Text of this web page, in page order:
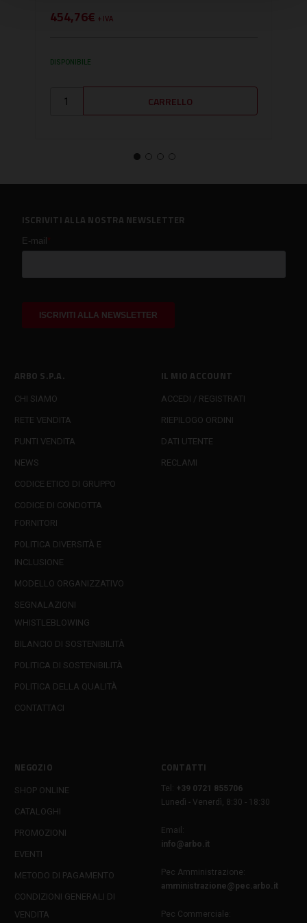
454,76€ + IVA
DISPONIBILE
ARBO S.P.A.
CHI SIAMO
RETE VENDITA
PUNTI VENDITA
NEWS
CODICE ETICO DI GRUPPO
CODICE DI CONDOTTA
FORNITORI
POLITICA DIVERSITÀ E
INCLUSIONE
MODELLO ORGANIZZATIVO
SEGNALAZIONI
WHISTLEBLOWING
BILANCIO DI SOSTENIBILITÀ
POLITICA DI SOSTENIBILITÀ
POLITICA DELLA QUALITÀ
CONTATTACI
IL MIO ACCOUNT
ACCEDI / REGISTRATI
RIEPILOGO ORDINI
DATI UTENTE
RECLAMI
NEGOZIO
SHOP ONLINE
CATALOGHI
PROMOZIONI
EVENTI
METODO DI PAGAMENTO
CONDIZIONI GENERALI DI
VENDITA
CONTATTI
Tel:
+39 0721 855706
Lunedì - Venerdì, 8:30 - 18:30
Email:
info@arbo.it
Pec Amministrazione:
amministrazione@pec.arbo.it
Pec Commerciale:
ISCRIVITI ALLA NOSTRA NEWSLETTER